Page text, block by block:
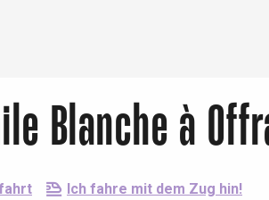
Blanche à
Ich fahre mit dem Zug hin!